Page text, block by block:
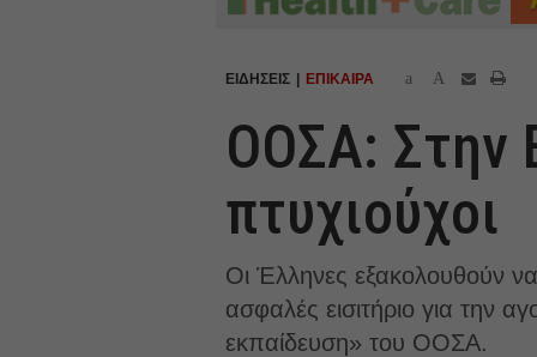
ΕΙΔΗΣΕΙΣ ΕΠΙΚΑΙΡΑ a A
ΟΟΣΑ: Στην
πτυχιούχοι
Οι Έλληνες εξακολουθούν
ασφαλές εισιτήριο για την
εκπαίδευση» του ΟΟΣΑ.